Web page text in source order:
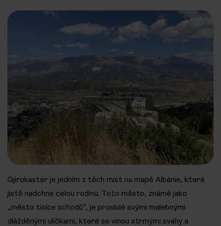
Gjirokastër je jedním z těch míst na mapě Albánie, které
jistě nadchne celou rodinu. Toto město, známé jako
„město tisíce schodů“, je proslulé svými malebnými
dlážděnými uličkami, které se vinou strmými svahy a